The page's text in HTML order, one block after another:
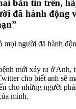
bản tin trên,
đã hành động
mọi người đã hành
mới xảy ra ở Anh,
cho biết anh sẽ
cho những người
mình.